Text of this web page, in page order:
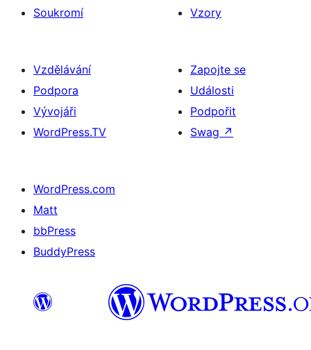
Soukromí
Vzory
Vzdělávání
Podpora
Vývojáři
WordPress.TV
Zapojte se
Události
Podpořit
Swag ↗
WordPress.com
Matt
bbPress
BuddyPress